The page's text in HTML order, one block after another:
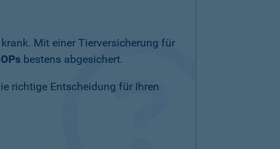
Mit einer Tierversicherung für
bestens abgesichert.
richtige Entscheidung für Ihren